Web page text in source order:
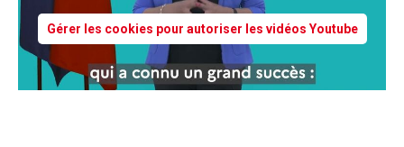
Gérer les cookies pour autoriser les vidéos Youtube